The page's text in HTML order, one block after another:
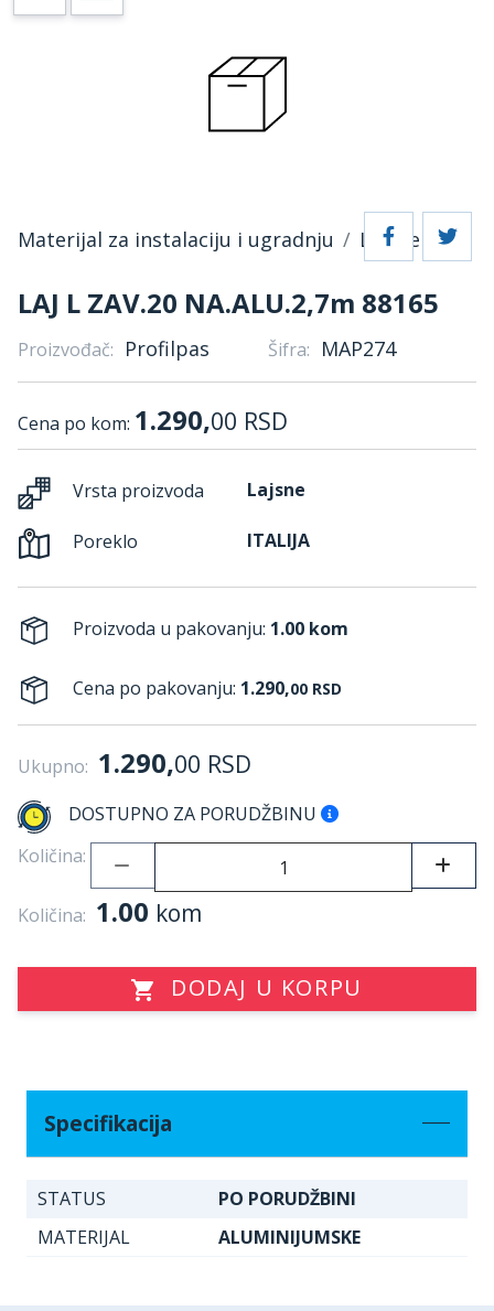
Materijal za instalaciju i ugradnju Lajsne
LAJ L ZAV.20 NA.ALU.2,7m 88165
Proizvođač: Profilpas Šifra: MAP274
Cena po kom: 1.290,00 RSD
Vrsta proizvoda Lajsne
Poreklo ITALIJA
Proizvoda u pakovanju: 1.00 kom
Cena po pakovanju: 1.290,00 RSD
Ukupno: 1.290,00 RSD
DOSTUPNO ZA PORUDŽBINU
Količina:
Količina: 1.00 kom
DODAJ U KORPU
Specifikacija
STATUS
PO PORUDŽBINI
MATERIJAL
ALUMINIJUMSKE